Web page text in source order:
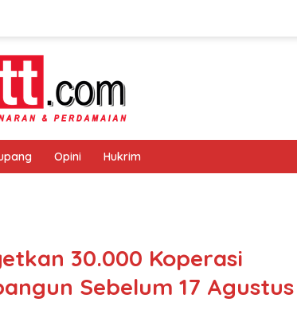
Opini Hukrim
30.000 Koperasi
Sebelum 17 Agustus